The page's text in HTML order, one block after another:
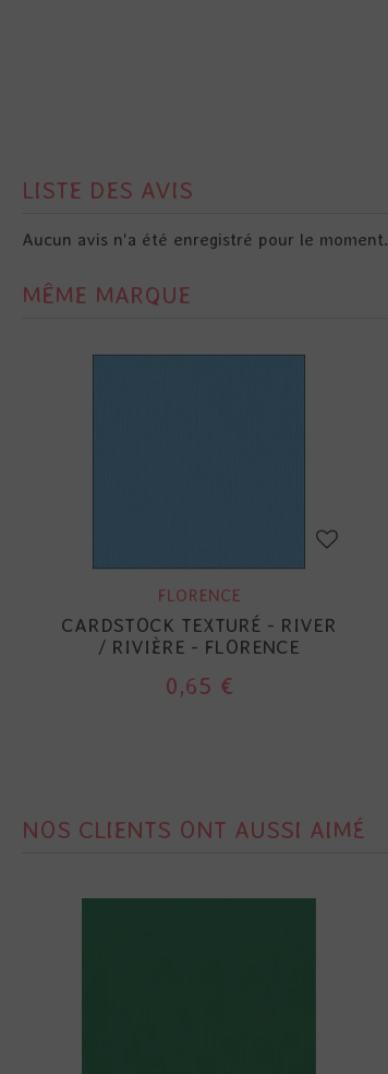
LISTE DES AVIS
Aucun avis n'a été enregistré pour le moment.
MÊME MARQUE
FLORENCE
CARDSTOCK TEXTURÉ - RIVER
/ RIVIÈRE - FLORENCE
0,65 €
NOS CLIENTS ONT AUSSI AIMÉ